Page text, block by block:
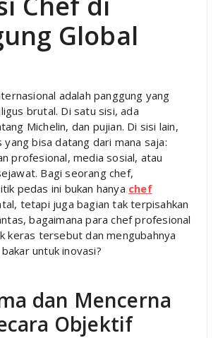
Global
adalah panggung yang
brutal. Di satu sisi, ada
Michelin, dan pujian. Di sisi lain,
yang bisa datang dari mana saja:
profesional, media sosial, atau
Bagi seorang chef,
pedas ini bukan hanya chef
tetapi juga bagian tak terpisahkan
bagaimana para chef profesional
keras tersebut dan mengubahnya
untuk inovasi?
dan Mencerna
Objektif